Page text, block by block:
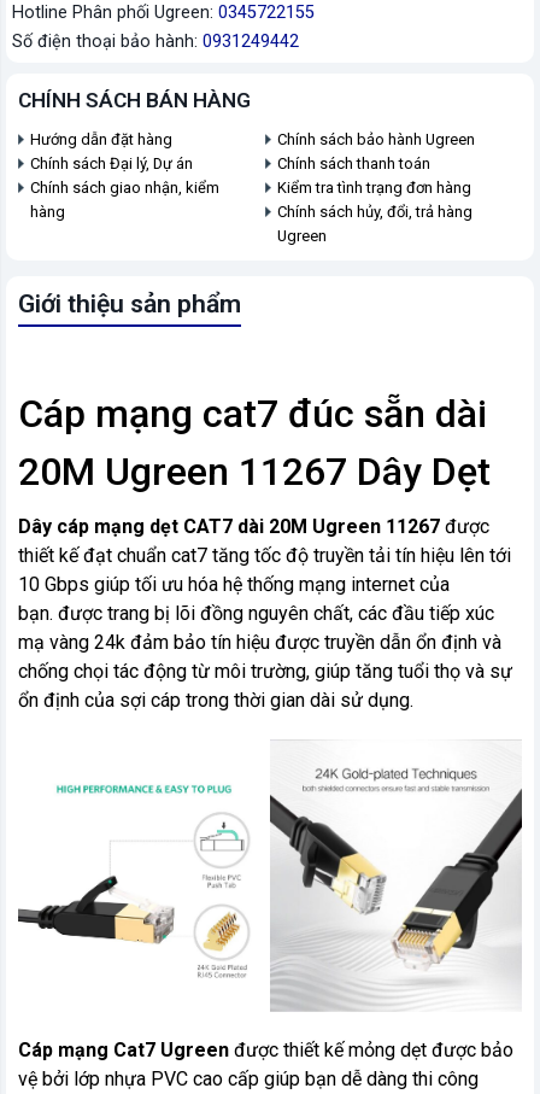
Hotline Phân phối Ugreen: 0345722155
Số điện thoại bảo hành: 0931249442
CHÍNH SÁCH BÁN HÀNG
Hướng dẫn đặt hàng
Chính sách bảo hành Ugreen
Chính sách Đại lý, Dự án
Chính sách thanh toán
Chính sách giao nhận, kiểm
hàng
Kiểm tra tình trạng đơn hàng
Chính sách hủy, đổi, trả hàng
Ugreen
Giới thiệu sản phẩm
Cáp mạng cat7 đúc sẵn dài
20M Ugreen 11267 Dây Dẹt
Dây cáp mạng dẹt CAT7 dài 20M Ugreen 11267 được
thiết kế đạt chuẩn cat7 tăng tốc độ truyền tải tín hiệu lên tới
10 Gbps giúp tối ưu hóa hệ thống mạng internet của
bạn. được trang bị lõi đồng nguyên chất, các đầu tiếp xúc
mạ vàng 24k đảm bảo tín hiệu được truyền dẫn ổn định và
chống chọi tác động từ môi trường, giúp tăng tuổi thọ và sự
ổn định của sợi cáp trong thời gian dài sử dụng.
Cáp mạng Cat7 Ugreen được thiết kế mỏng dẹt được bảo
vệ bởi lớp nhựa PVC cao cấp giúp bạn dễ dàng thi công